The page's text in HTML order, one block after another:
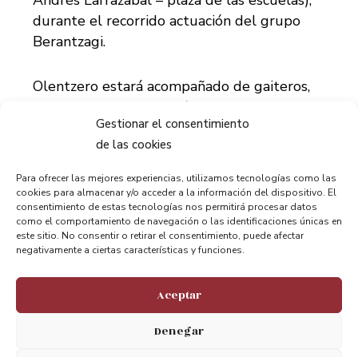
Gestionar el consentimiento
de las cookies
Para ofrecer las mejores experiencias, utilizamos tecnologías como las
cookies para almacenar y/o acceder a la información del dispositivo. El
consentimiento de estas tecnologías nos permitirá procesar datos
como el comportamiento de navegación o las identificaciones únicas en
este sitio. No consentir o retirar el consentimiento, puede afectar
negativamente a ciertas características y funciones.
Aceptar
Denegar
durante el recorrido actuación del grupo
Berantzagi.
Olentzero estará acompañado de gaiteros,
txistularis y titrikitxas.[/vc_column_text]
[/vc_column][/vc_row]